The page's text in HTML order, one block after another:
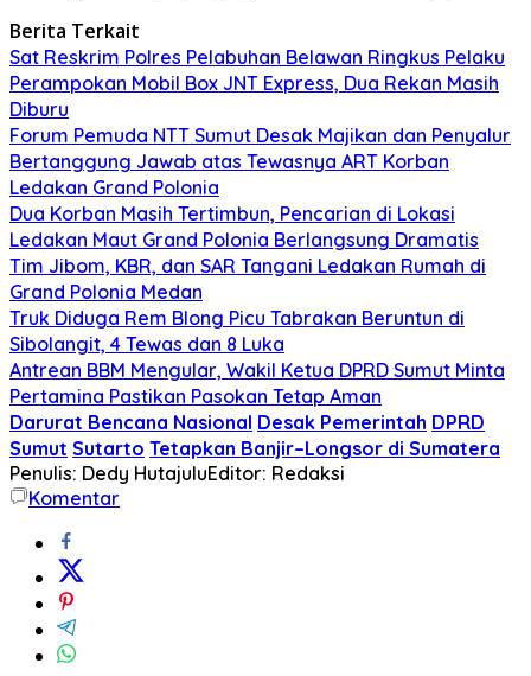
Berita Terkait
Sat Reskrim Polres Pelabuhan Belawan Ringkus Pelaku
Perampokan Mobil Box JNT Express, Dua Rekan Masih
Diburu
Forum Pemuda NTT Sumut Desak Majikan dan Penyalur
Bertanggung Jawab atas Tewasnya ART Korban
Ledakan Grand Polonia
Dua Korban Masih Tertimbun, Pencarian di Lokasi
Ledakan Maut Grand Polonia Berlangsung Dramatis
Tim Jibom, KBR, dan SAR Tangani Ledakan Rumah di
Grand Polonia Medan
Truk Diduga Rem Blong Picu Tabrakan Beruntun di
Sibolangit, 4 Tewas dan 8 Luka
Antrean BBM Mengular, Wakil Ketua DPRD Sumut Minta
Pertamina Pastikan Pasokan Tetap Aman
Darurat Bencana Nasional Desak Pemerintah DPRD
Sumut Sutarto Tetapkan Banjir–Longsor di Sumatera
Penulis: Dedy HutajuluEditor: Redaksi
Komentar